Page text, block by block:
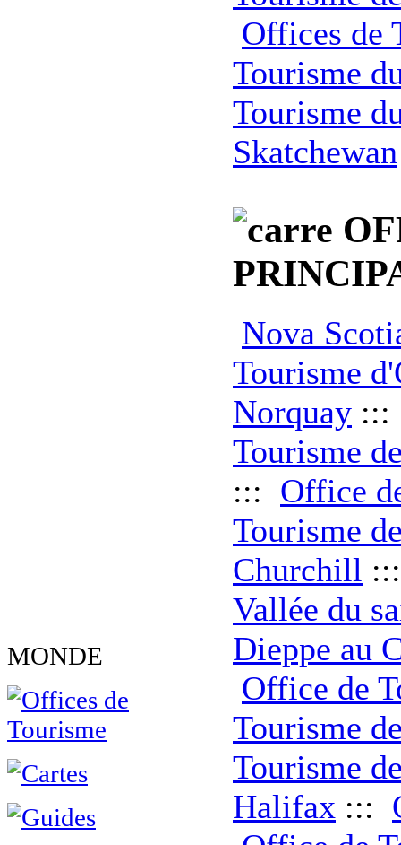
MONDE
Offices de
Tourisme
Tourisme
Skatchewan
Nova
Tourisme
Norquay
Tourisme
::: Office
Tourisme
Churchill
Vallée du
Dieppe au
Office de
Tourisme
Tourisme
Halifax :::